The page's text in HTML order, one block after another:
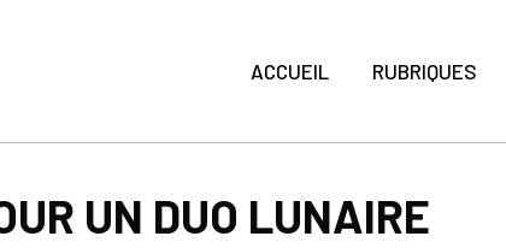
ACCUEIL RUBRIQUES
UN DUO LUNAIRE